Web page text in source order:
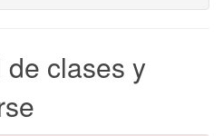
clases y